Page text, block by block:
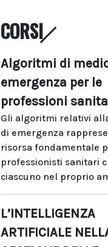
CORSI
Algoritmi di
emergenza per le
professioni
Gli algoritmi relativi
di emergenza
risorsa fondamentale
professionisti sanitari
ciascuno nel proprio
L’INTELLIGENZA
ARTIFICIALE